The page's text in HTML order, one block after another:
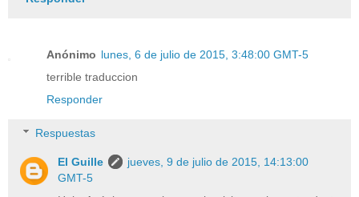
Anónimo lunes, 6 de julio de 2015, 3:48:00 GMT-5
terrible traduccion
Responder
Respuestas
El Guille
jueves, 9 de julio de 2015, 14:13:00
GMT-5